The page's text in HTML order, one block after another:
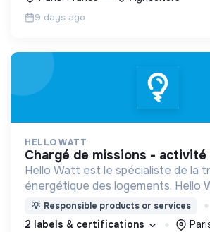
9 days ago
HELLO WATT
chargé de missions -
Hello Watt est le spécialiste de la
énergétique des logements. Hello
transition énergétique en la
plus intelligente et plus accessible.
💡 Responsible products or services
2 labels & certifications